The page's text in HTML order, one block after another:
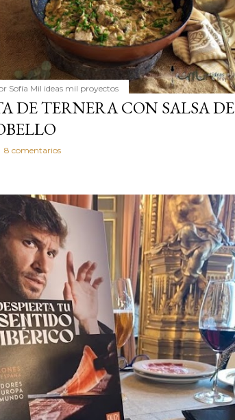
Sofía Mil ideas mil proyectos
DE TERNERA CON SALSA DE
8 comentarios